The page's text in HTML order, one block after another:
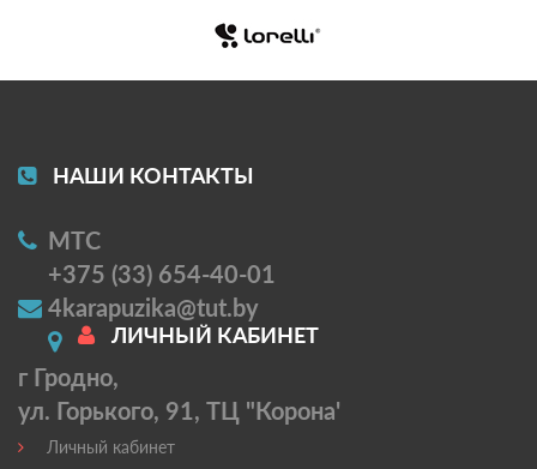
НАШИ КОНТАКТЫ
МТС
+375 (33) 654-40-01
4karapuzika@tut.by
г Гродно,
ул. Горького, 91, ТЦ "Корона'
ЛИЧНЫЙ КАБИНЕТ
Личный кабинет